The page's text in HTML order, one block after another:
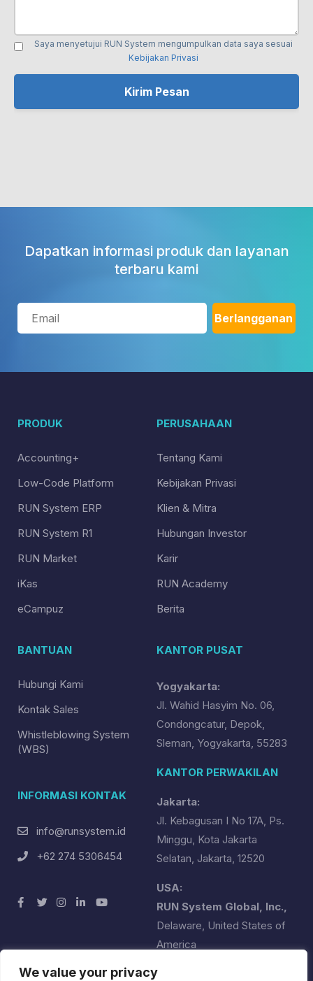
We value your privacy
Saya menyetujui RUN System mengumpulkan data saya sesuai
Kebijakan Privasi
Dapatkan informasi produk dan layanan
terbaru kami
PRODUK
Accounting+
Low-Code Platform
RUN System ERP
RUN System R1
RUN Market
iKas
eCampuz
PERUSAHAAN
Tentang Kami
Kebijakan Privasi
Klien & Mitra
Hubungan Investor
Karir
RUN Academy
Berita
BANTUAN
Hubungi Kami
Kontak Sales
Whistleblowing System
(WBS)
INFORMASI KONTAK
info@runsystem.id
+62 274 5306454
KANTOR PUSAT
Yogyakarta:
Jl. Wahid Hasyim No. 06,
Condongcatur, Depok,
Sleman, Yogyakarta, 55283
KANTOR PERWAKILAN
Jakarta:
Jl. Kebagusan I No 17A, Ps.
Minggu, Kota Jakarta
Selatan, Jakarta, 12520
USA:
RUN System Global, Inc.,
Delaware, United States of
America